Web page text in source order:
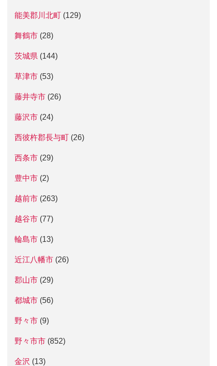
能美郡川北町 (129)
舞鶴市 (28)
茨城県 (144)
草津市 (53)
藤井寺市 (26)
藤沢市 (24)
西彼杵郡長与町 (26)
西条市 (29)
豊中市 (2)
越前市 (263)
越谷市 (77)
輪島市 (13)
近江八幡市 (26)
郡山市 (29)
都城市 (56)
野々市 (9)
野々市市 (852)
金沢 (13)